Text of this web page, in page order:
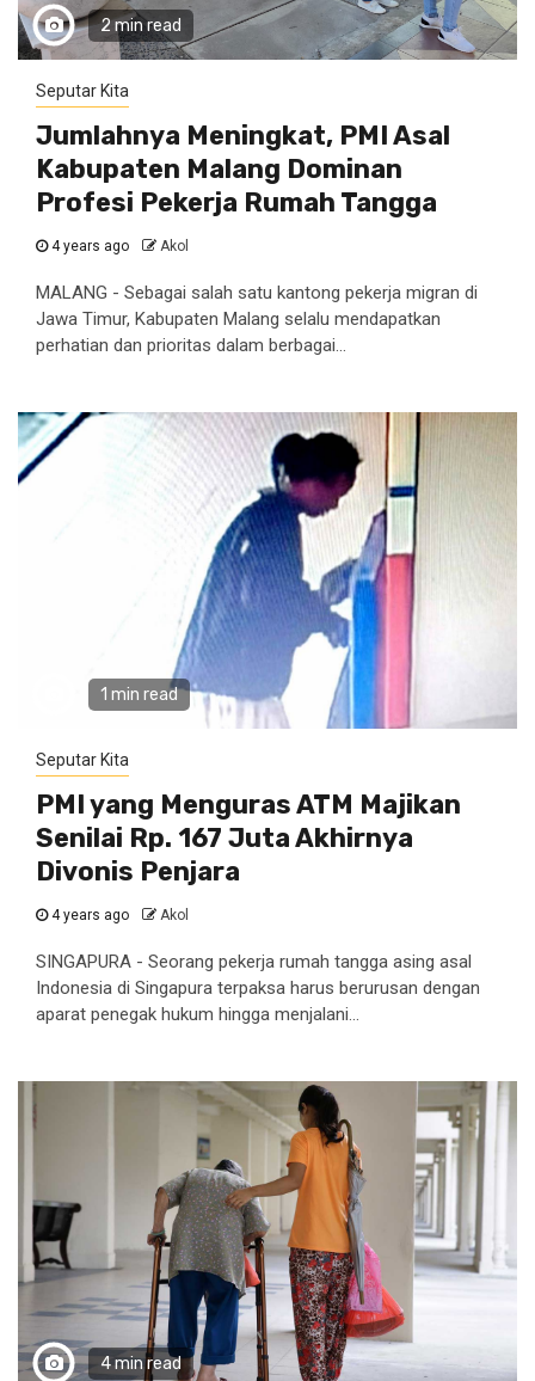
2 min read
Seputar Kita
Jumlahnya Meningkat, PMI Asal
Kabupaten Malang Dominan
Profesi Pekerja Rumah Tangga
4 years ago Akol
MALANG - Sebagai salah satu kantong pekerja migran di
Jawa Timur, Kabupaten Malang selalu mendapatkan
perhatian dan prioritas dalam berbagai...
1 min read
Seputar Kita
PMI yang Menguras ATM Majikan
Senilai Rp. 167 Juta Akhirnya
Divonis Penjara
4 years ago Akol
SINGAPURA - Seorang pekerja rumah tangga asing asal
Indonesia di Singapura terpaksa harus berurusan dengan
aparat penegak hukum hingga menjalani...
4 min read